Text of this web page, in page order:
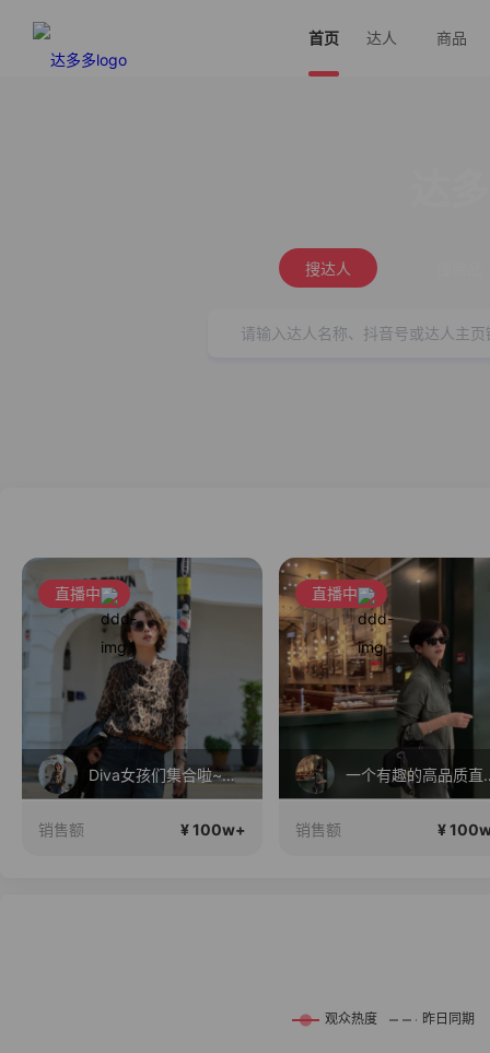
首页 达人 商品
搜达人
直播中
Diva女孩们集合啦~意大利料特产来啦！
销售额 ¥ 100w+
直播中
一个有
销售额 ¥